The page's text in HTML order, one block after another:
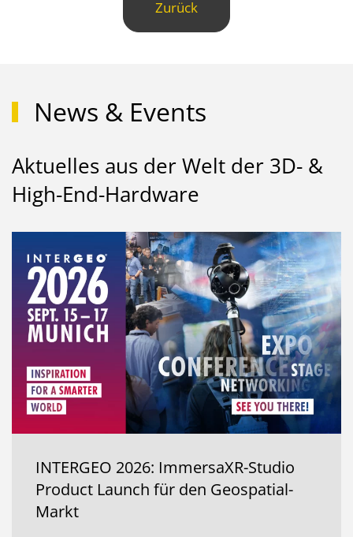
Zurück
News & Events
Aktuelles aus der Welt der 3D- &
High-End-Hardware
INTERGEO 2026: ImmersaXR-Studio
Product Launch für den Geospatial-
Markt